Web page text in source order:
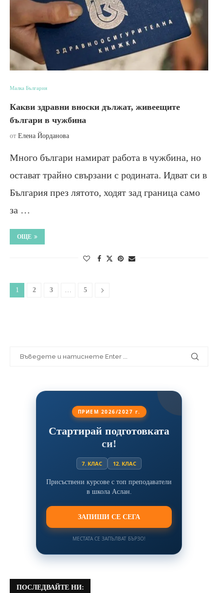
Малка България
Какви здравни вноски дължат, живеещите
българи в чужбина
от Елена Йорданова
Много българи намират работа в чужбина, но
остават трайно свързани с родината. Идват си в
България през лятото, ходят зад граница само
за …
ОЩЕ
1 2 3 5
ПРИЕМ 2026/2027 г.
Стартирай подготовката
си!
7. КЛАС 12. КЛАС
Присъствени курсове с топ преподаватели
в школа Аслан.
ЗАПИШИ СЕ СЕГА
МЕСТАТА СЕ ЗАПЪЛВАТ БЪРЗО!
ПОСЛЕДВАЙТЕ НИ: